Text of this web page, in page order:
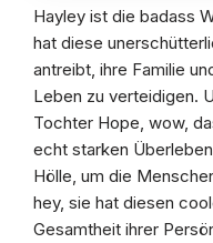
Hayley ist die badass
hat diese
antreibt, ihre Familie
Leben zu verteidigen.
Tochter Hope, wow,
echt starken
Hölle, um die
hey, sie hat diesen
Gesamtheit ihrer